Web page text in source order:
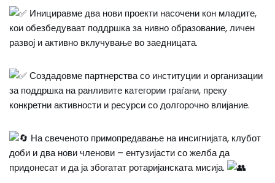
Инициравме два нови проекти насочени кон младите,
кои обезбедуваат поддршка за нивно образование, личен
развој и активно вклучување во заедницата.
Создадовме партнерства со институции и организации
за поддршка на ранливите категории граѓани, преку
конкретни активности и ресурси со долгорочно влијание.
На свеченото примопредавање на инсигнијата, клубот
доби и два нови членови – ентузијасти со желба да
придонесат и да ја збогатат ротаријанската мисија.